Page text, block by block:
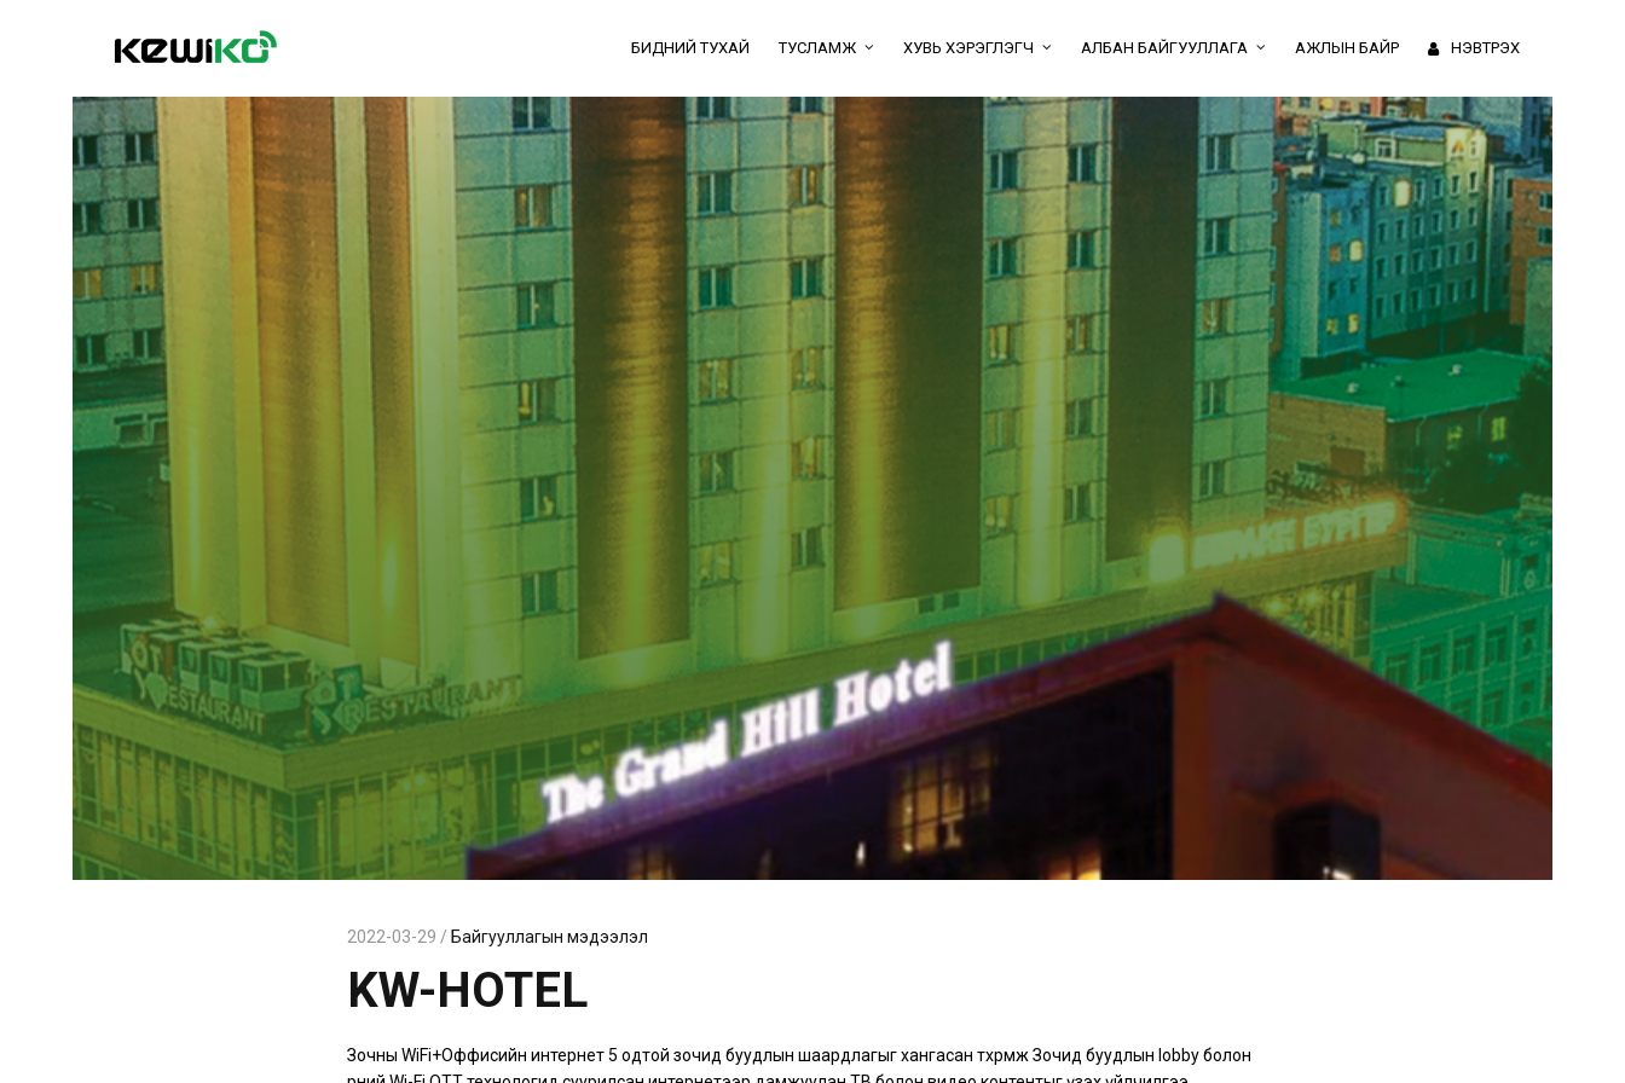
БИДНИЙ ТУХАЙ ТУСЛАМЖ ХУВЬ ХЭРЭГЛЭГЧ АЛБАН БАЙГУУЛЛАГА АЖЛЫН БАЙР НЭВТРЭХ
2022-03-29 / Байгууллагын мэдээлэл
KW-HOTEL
Зочны WiFi+Оффисийн интернет 5 одтой зочид буудлын шаардлагыг хангасан төхөөрөмж Зочид буудлын lobby болон